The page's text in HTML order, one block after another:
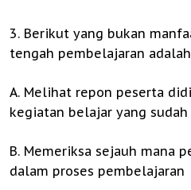
3. Berikut yang bukan
tengah pembelajaran
A. Melihat repon peserta
kegiatan belajar yang
B. Memeriksa sejauh mana
dalam proses pembelajaran